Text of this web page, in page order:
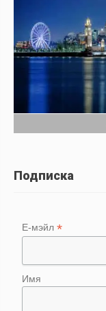
Подписка
Е-мэйл*
Имя